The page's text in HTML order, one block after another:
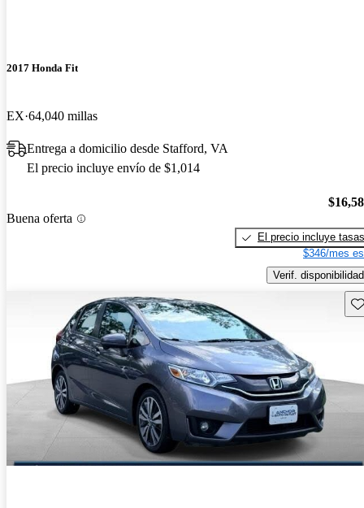
2017 Honda Fit
EX 64,040 millas
Entrega a domicilio desde Stafford, VA
El precio incluye envío de $1,014
Buena oferta
El precio incluye tasas
$346/mes
Verif. disponibilidad